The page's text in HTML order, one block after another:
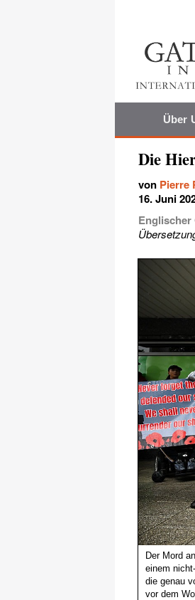
Über
Die
von Pierre
16. Juni
Der Mord
einem
die genau
vor dem